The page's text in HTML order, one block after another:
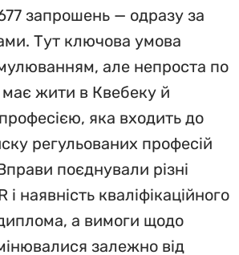
запрошень — одразу за
Тут ключова умова
але непроста по
має жити в Квебеку й
яка входить до
регульованих професій
поєднували різні
і наявність кваліфікаційного
а вимоги щодо
залежно від